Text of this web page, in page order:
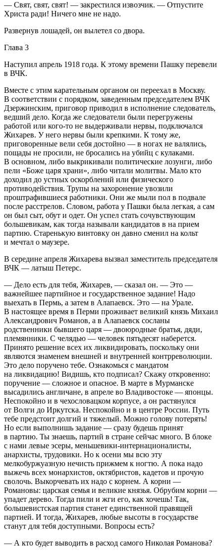
— Свят, свят, свят! — закрестился извозчик. — Отпустите
Христа ради! Ничего мне не надо.
Развернув лошадей, он вылетел со двора.
Глава 3
Наступил апрель 1918 года. К этому времени Пашку перевели
в ВЧК.
Вместе с этим карательным органом он переехал в Москву.
В соответствии с порядком, заведенным председателем ВЧК
Дзержинским, приговор приводил в исполнение следователь,
ведший дело. Когда же следователи были перегружены
работой или кого-то не выдерживали нервы, подключался
Жихарев. У него нервы были крепкими. К тому же,
приговоренные вели себя достойно — в ногах не валялись,
пощады не просили, не бросались на убийц с кулаками.
В основном, либо выкрикивали политические лозунги, либо
пели «Боже царя храни», либо читали молитвы. Мало кто
доходил до устных оскорблений или физического
противодействия. Трупы на захоронение увозили
проштрафившиеся работники. Они же мыли пол в подвале
после расстрелов. Словом, работа у Пашки была легкая, а сам
он был сыт, обут и одет. Он успел стать сочувствующим
большевикам, как тогда называли кандидатов в на прием
партию. Старенькую винтовку он давно сменил на кольт
и мечтал о маузере.
В середине апреля Жихарева вызвал заместитель председателя
ВЧК — латыш Петерс.
— Дело есть для тебя, Жихарев, — сказал он. — Это —
важнейшее партийное и государственное задание! Надо
выехать в Пермь, а затем в Алапаевск. Это — на Урале.
В настоящее время в Перми проживает великий князь Михаил
Александрович Романов, а в Алапаевск сосланы
родственники бывшего царя — двоюродные братья, дяди,
племянники. С челядью — человек пятьдесят наберется.
Принято решение всех их ликвидировать, поскольку они
являются знаменем внешней и внутренней контрреволюции.
Это дело поручено тебе. Ознакомься с мандатом
на ликвидацию! Видишь, кто подписал? Скажу откровенно:
поручение — сложное и опасное. В марте в Мурманске
высадились англичане, в апреле во Владивостоке — японцы.
Неспокойно и в чехословацком корпусе, а он растянулся
от Волги до Иркутска. Неспокойно и в центре России. Путь
тебе предстоит долгий и тяжелый. Можно голову потерять!
Но если выполнишь задание — сразу будешь принят
в партию. Ты знаешь, партий в стране сейчас много. В блоке
с нами левые эсеры, меньшевики-интернационалисты,
анархисты, трудовики. Но к осени мы всю эту
мелкобуржуазную нечисть прижмем к ногтю. А пока надо
выжечь всех монархистов, октябристов, кадетов и прочую
сволочь. Выкорчевать их надо с корнем. А корни —
Романовы: царская семья и великие князья. Обрубим корни —
упадет дерево. Тогда пили и жги его, как хочешь! Так,
большевистская партия станет единственной правящей
партией. И тогда, Жихарев, любые высоты в государстве
станут для тебя доступными. Вопросы есть?
— А кто будет выводить в расход самого Николая Романова?